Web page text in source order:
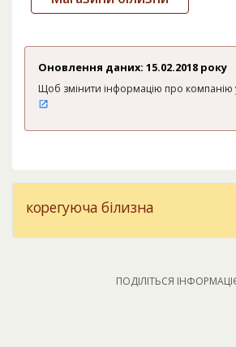
Оновлення даних: 15.02.2018 року
Щоб змінити інформацію про компанію
корегуюча білизна
ПОДІЛІТЬСЯ